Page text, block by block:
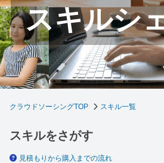
スキルシ
クラウドソーシングTOP スキル一覧
スキルをさがす
見積もりから購入までの流れ